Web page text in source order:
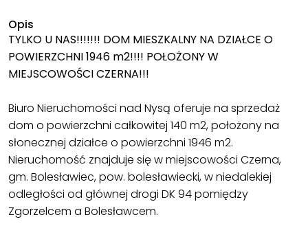
Opis
TYLKO U NAS!!!!!!! DOM MIESZKALNY NA DZIAŁCE O
POWIERZCHNI 1946 m2!!!! POŁOŻONY W
MIEJSCOWOŚCI CZERNA!!!
Biuro Nieruchomości nad Nysą oferuje na sprzedaż
dom o powierzchni całkowitej 140 m2, położony na
słonecznej działce o powierzchni 1946 m2.
Nieruchomość znajduje się w miejscowości Czerna,
gm. Bolesławiec, pow. bolesławiecki, w niedalekiej
odległości od głównej drogi DK 94 pomiędzy
Zgorzelcem a Bolesławcem.